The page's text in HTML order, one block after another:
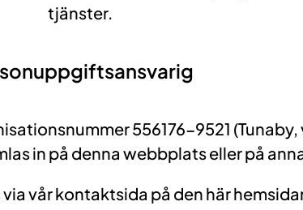
tjänster.
556176-9521 (Tunaby,
in på denna webbplats eller på
vår kontaktsida på den här